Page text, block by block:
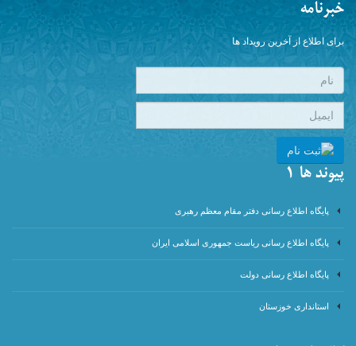
خبرنامه
برای اطلاع از آخرین رویداد ها
پیوند ها 1
پایگاه اطلاع رسانی دفتر مقام معظم رهبری
پایگاه اطلاع رسانی ریاست جمهوری اسلامی ایران
پایگاه اطلاع رسانی دولت
استانداری خوزستان